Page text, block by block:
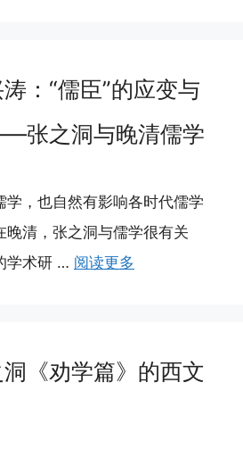
：“儒臣”的应变与
张之洞与晚清儒学
学，也自然有影响各时代儒学
晚清，张之洞与儒学很有关
学术研 … 阅读更多
《劝学篇》的西文